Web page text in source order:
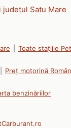
Satu Mare
Toate stațiile
Preț motorină
benzinăriilor